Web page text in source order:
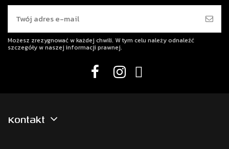
Możesz zrezygnować w każdej chwili. W tym celu należy odnaleźć
szczegóły w naszej informacji prawnej.
Kontakt